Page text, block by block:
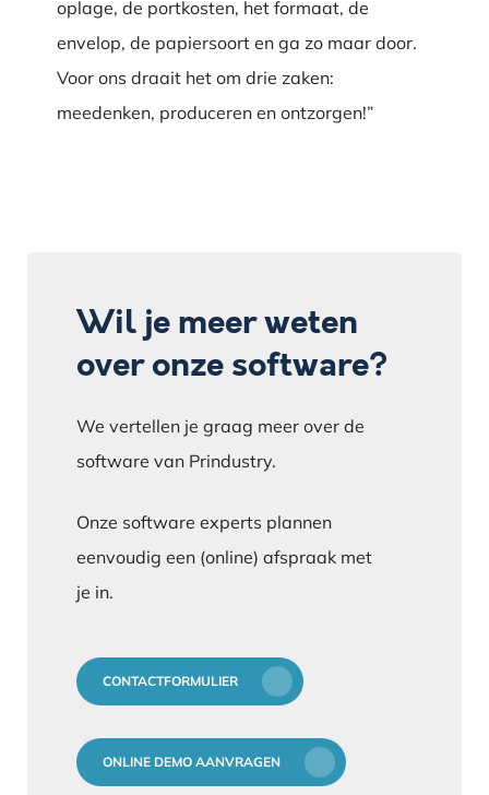
oplage, de portkosten, het formaat, de
envelop, de papiersoort en ga zo maar door.
Voor ons draait het om drie zaken:
meedenken, produceren en ontzorgen!”
Wil je meer weten
over onze software?
We vertellen je graag meer over de
software van Prindustry.
Onze software experts plannen
eenvoudig een (online) afspraak met
je in.
CONTACTFORMULIER
ONLINE DEMO AANVRAGEN